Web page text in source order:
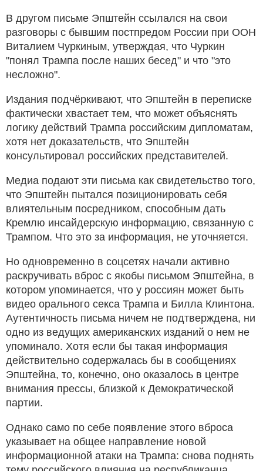
В другом письме Эпштейн ссылался на свои
разговоры с бывшим постпредом России при ООН
Виталием Чуркиным, утверждая, что Чуркин
"понял Трампа после наших бесед" и что "это
несложно".
Издания подчёркивают, что Эпштейн в переписке
фактически хвастает тем, что может объяснять
логику действий Трампа российским дипломатам,
хотя нет доказательств, что Эпштейн
консультировал российских представителей.
Медиа подают эти письма как свидетельство того,
что Эпштейн пытался позиционировать себя
влиятельным посредником, способным дать
Кремлю инсайдерскую информацию, связанную с
Трампом. Что это за информация, не уточняется.
Но одновременно в соцсетях начали активно
раскручивать вброс с якобы письмом Эпштейна, в
котором упоминается, что у россиян может быть
видео орального секса Трампа и Билла Клинтона.
Аутентичность письма ничем не подтверждена, ни
одно из ведущих американских изданий о нем не
упоминало. Хотя если бы такая информация
действительно содержалась бы в сообщениях
Эпштейна, то, конечно, оно оказалось в центре
внимания прессы, близкой к Демократической
партии.
Однако само по себе появление этого вброса
указывает на общее направление новой
информационной атаки на Трампа: снова поднять